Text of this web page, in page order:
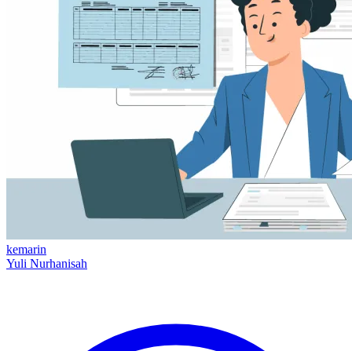
kemarin
Yuli Nurhanisah